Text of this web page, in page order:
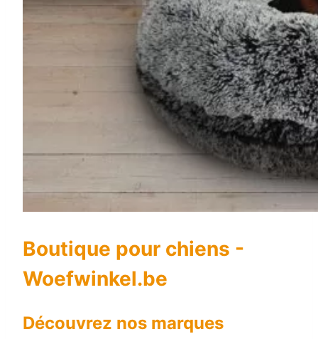
Boutique pour chiens -
Woefwinkel.be
Découvrez nos marques